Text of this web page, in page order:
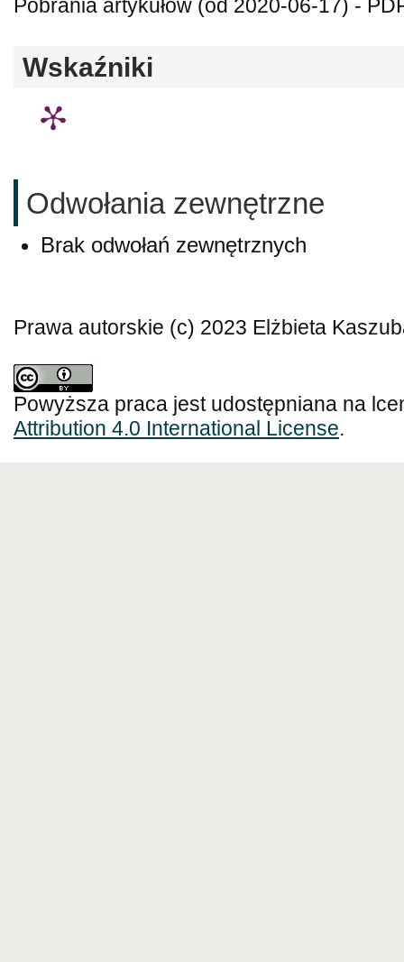
Pobrania artykułów (od 2020-06-17) -
Wskaźniki
Odwołania zewnętrzne
Brak odwołań zewnętrznych
Prawa autorskie (c) 2023 Elżbieta
Powyższa praca jest udostępniana na
Attribution 4.0 International License.